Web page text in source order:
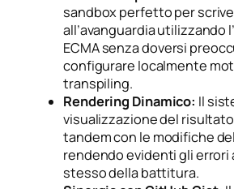
sandbox perfetto per
all’avanguardia utilizzando
ECMA senza doversi
configurare localmente
transpiling.
Rendering Dinamico: Il
visualizzazione del
tandem con le modifiche
rendendo evidenti gli errori
stesso della battitura.